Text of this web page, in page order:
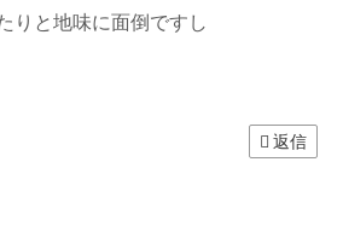
りと地味に面倒ですし
返信